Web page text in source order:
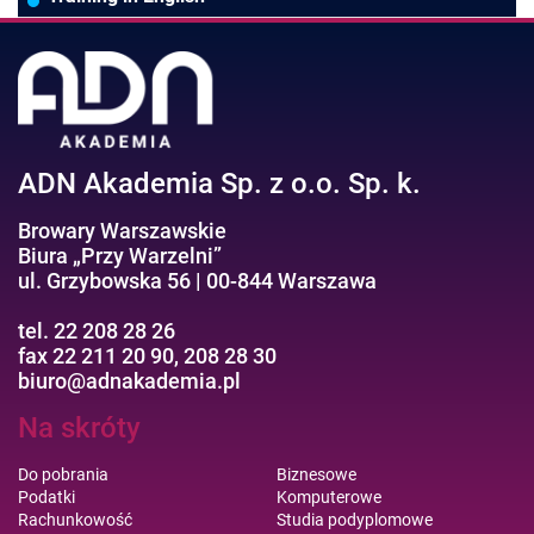
Efektywność osobista//Wellbeing
ADN Akademia Sp. z o.o. Sp. k.
Browary Warszawskie
Biura „Przy Warzelni”
ul. Grzybowska 56 | 00-844 Warszawa
tel. 22 208 28 26
fax 22 211 20 90, 208 28 30
biuro@adnakademia.pl
Na skróty
Do pobrania
Podatki
Rachunkowość
Biznesowe
Komputerowe
Studia podyplomowe